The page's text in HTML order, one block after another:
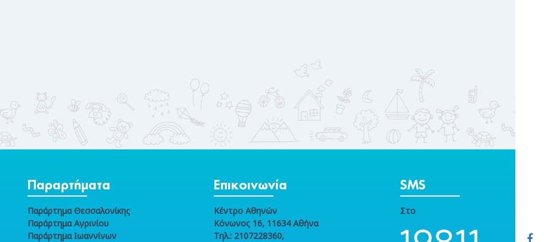
Παραρτήματα
Παράρτημα Θεσσαλονίκης
Παράρτημα Αγρινίου
Παράρτημα Ιωαννίνων
Επικοινωνία
Κέντρο Αθηνών
Κόνωνος 16, 11634 Αθήνα
Τηλ.: 2107228360,
SMS
Στο